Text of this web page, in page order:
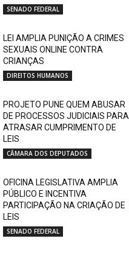
SENADO FEDERAL
LEI AMPLIA PUNIÇÃO A CRIMES
SEXUAIS ONLINE CONTRA
CRIANÇAS
DIREITOS HUMANOS
PROJETO PUNE QUEM ABUSAR
DE PROCESSOS JUDICIAIS PARA
ATRASAR CUMPRIMENTO DE
LEIS
CÂMARA DOS DEPUTADOS
OFICINA LEGISLATIVA AMPLIA
PÚBLICO E INCENTIVA
PARTICIPAÇÃO NA CRIAÇÃO DE
LEIS
SENADO FEDERAL